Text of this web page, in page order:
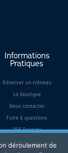
"boutique"
Informations
Pratiques
Réserver un créneau
La boutique
Nous contacter
Foire à questions
PSE Recrute
déroulement de